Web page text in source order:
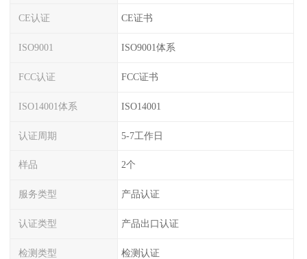
CE认证 CE证书
ISO9001 ISO9001体系
FCC认证 FCC证书
ISO14001体系 ISO14001
认证周期 5-7工作日
样品 2个
服务类型 产品认证
认证类型 产品出口认证
检测类型 检测认证